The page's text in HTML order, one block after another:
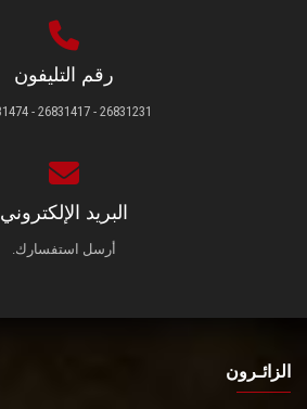
رقم التليفون
26831231 - 26831417 - 26831474
البريد الإلكتروني
أرسل استفسارك.
الزائـرون